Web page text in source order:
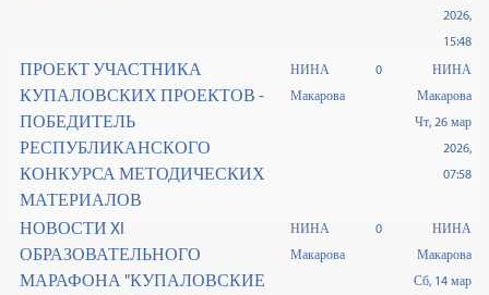
2026,
15:48
ПРОЕКТ УЧАСТНИКА
КУПАЛОВСКИХ ПРОЕКТОВ -
ПОБЕДИТЕЛЬ
РЕСПУБЛИКАНСКОГО
КОНКУРСА МЕТОДИЧЕСКИХ
МАТЕРИАЛОВ
НИНА
Макарова
0
НИНА
Макарова
Чт, 26 мар
2026,
07:58
НОВОСТИ XI
ОБРАЗОВАТЕЛЬНОГО
МАРАФОНА "КУПАЛОВСКИЕ
НИНА
Макарова
0
НИНА
Макарова
Сб, 14 мар